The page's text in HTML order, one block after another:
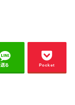
送る Pocket